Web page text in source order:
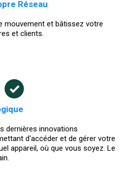
Réseau
mouvement et bâtissez votre
et clients.
dernières innovations
d'accéder et de gérer votre
appareil, où que vous soyez. Le